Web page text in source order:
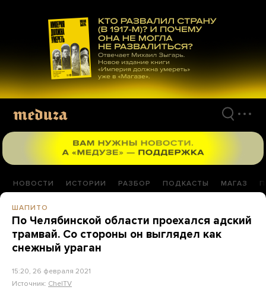
материалам
НОВОСТИ ИСТОРИИ РАЗБОР ПОДКАСТЫ МАГАЗ
ШАПИТО
По Челябинской области проехался адский
трамвай. Со стороны он выглядел как
снежный ураган
15:20, 26 февраля 2021
Источник: ChelTV